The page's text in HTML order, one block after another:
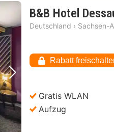
Nächstes Bild
B&B Hotel
Deutschland › Sachsen-
Rabatt
Gratis WLAN
Aufzug